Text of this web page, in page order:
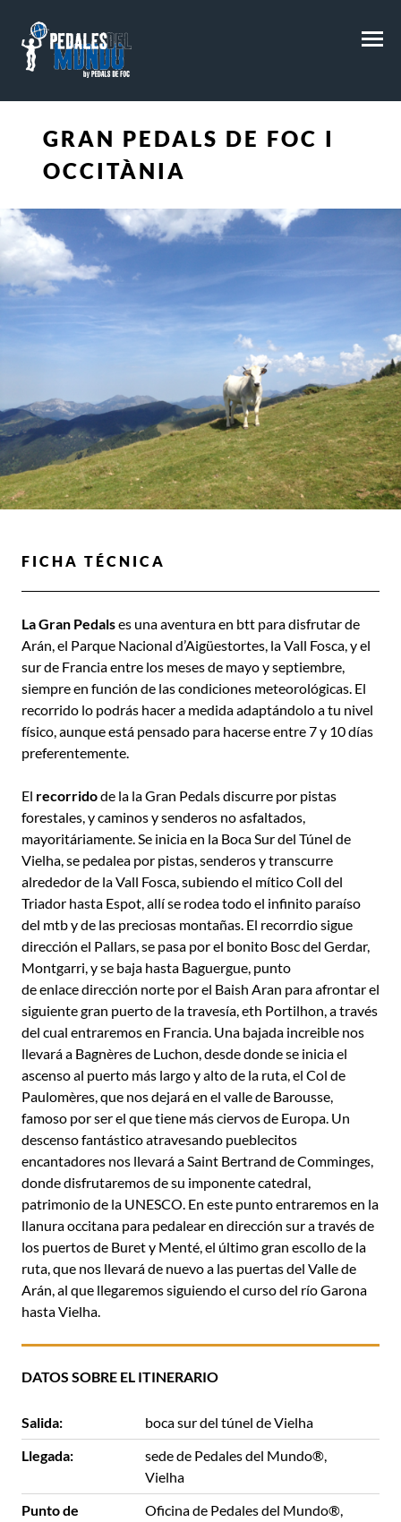
GRAN PEDALS DE FOC I
OCCITÀNIA
FICHA TÉCNICA
La Gran Pedalses una aventura en btt para disfrutar de
Arán, el Parque Nacional d’Aigüestortes, la Vall Fosca, y el
sur de Francia entre los meses de mayo y septiembre,
siempre en función de las condiciones meteorológicas. El
recorrido lo podrás hacer a medida adaptándolo a tu nivel
físico, aunque está pensado para hacerse entre 7 y 10 días
preferentemente.
El recorridode la la Gran Pedals discurre por pistas
forestales, y caminos y senderos no asfaltados,
mayoritáriamente. Se inicia en la Boca Sur del Túnel de
Vielha, se pedalea por pistas, senderos y transcurre
alrededor de la Vall Fosca, subiendo el mítico Coll del
Triador hasta Espot, allí se rodea todo el infinito paraíso
del mtb y de las preciosas montañas. El recorrdio sigue
dirección el Pallars, se pasa por el bonito Bosc del Gerdar,
Montgarri, y se baja hasta Baguergue, punto
de enlace dirección norte por el Baish Aran para afrontar el
siguiente gran puerto de la travesía, eth Portilhon, a través
del cual entraremos en Francia. Una bajada increible nos
llevará a Bagnères de Luchon, desde donde se inicia el
ascenso al puerto más largo y alto de la ruta, el Col de
Paulomères, que nos dejará en el valle de Barousse,
famoso por ser el que tiene más ciervos de Europa. Un
descenso fantástico atravesando pueblecitos
encantadores nos llevará a Saint Bertrand de Comminges,
donde disfrutaremos de su imponente catedral,
patrimonio de la UNESCO. En este punto entraremos en la
llanura occitana para pedalear en dirección sur a través de
los puertos de Buret y Menté, el último gran escollo de la
ruta, que nos llevará de nuevo a las puertas del Valle de
Arán, al que llegaremos siguiendo el curso del río Garona
hasta Vielha.
DATOS SOBRE EL ITINERARIO
Salida:
boca sur del túnel de Vielha
Llegada:
sede de Pedales del Mundo®,
Vielha
Punto de
Oficina de Pedales del Mundo®,